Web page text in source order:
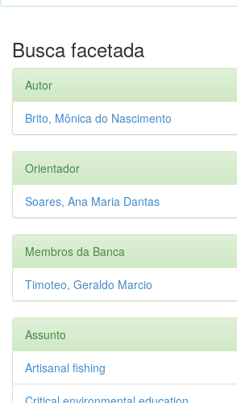
Busca facetada
Autor
Brito, Mônica do Nascimento
Orientador
Soares, Ana Maria Dantas
Membros da Banca
Timoteo, Geraldo Marcio
Assunto
Artisanal fishing